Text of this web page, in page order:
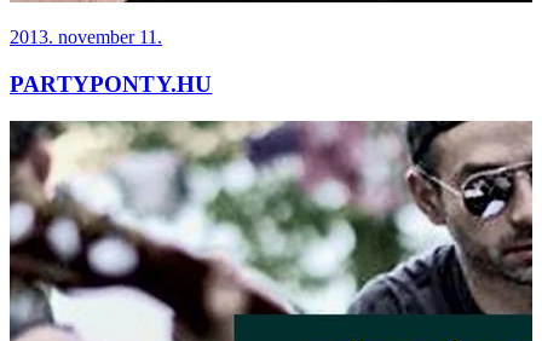
2013. november 11.
PARTYPONTY.HU